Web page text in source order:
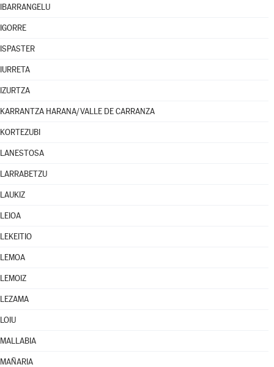
IBARRANGELU
IGORRE
ISPASTER
IURRETA
IZURTZA
KARRANTZA HARANA/VALLE DE CARRANZA
KORTEZUBI
LANESTOSA
LARRABETZU
LAUKIZ
LEIOA
LEKEITIO
LEMOA
LEMOIZ
LEZAMA
LOIU
MALLABIA
MAÑARIA